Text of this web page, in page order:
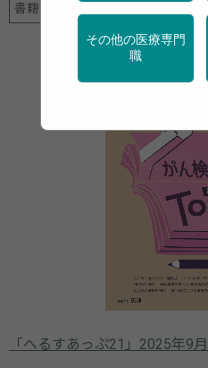
書籍・メディア
「へるすあっぷ21」2025年9
その他の医療専門
職